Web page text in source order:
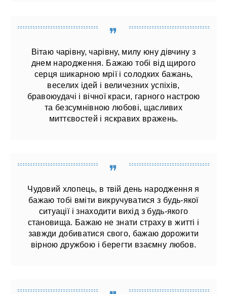
Вітаю чарівну, чарівну, милу юну дівчину з
днем ​​народження. Бажаю тобі від щирого
серця шикарною мрії і солодких бажань,
веселих ідей і величезних успіхів,
бравоюудачі і вічної краси, гарного настрою
та безсумнівною любові, щасливих
миттєвостей і яскравих вражень.
Чудовий хлопець, в твій день народження я
бажаю тобі вміти викручуватися з будь-якої
ситуації і знаходити вихід з будь-якого
становища. Бажаю не знати страху в житті і
завжди добиватися свого, бажаю дорожити
вірною дружбою і берегти взаємну любов.